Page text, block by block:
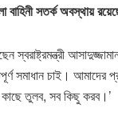
সতর্ক অবস্থায়
স্বরাষ্ট্রমন্ত্রী
সমাধান চাই। আমাদের
কাছে তুলব, সব কিছু করব।’